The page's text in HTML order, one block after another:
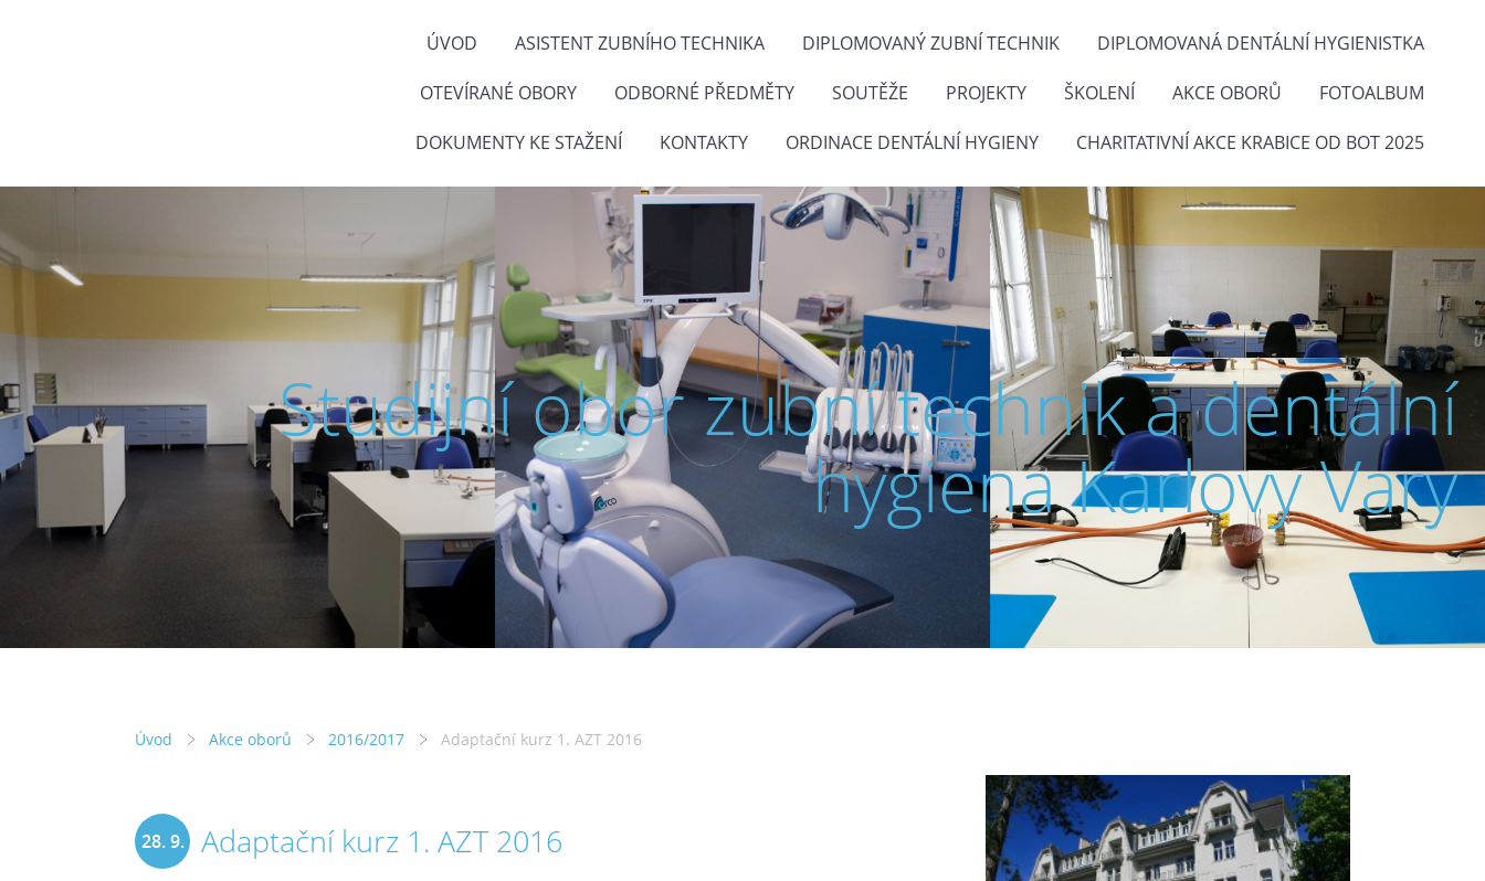
ÚVOD ASISTENT ZUBNÍHO TECHNIKA DIPLOMOVANÝ ZUBNÍ TECHNIK DIPLOMOVANÁ DENTÁLNÍ HYGIENISTKA
OTEVÍRANÉ OBORY ODBORNÉ PŘEDMĚTY SOUTĚŽE PROJEKTY ŠKOLENÍ AKCE OBORŮ FOTOALBUM
DOKUMENTY KE STAŽENÍ KONTAKTY ORDINACE DENTÁLNÍ HYGIENY CHARITATIVNÍ AKCE KRABICE OD BOT 2025
Studijní obor zubní technik a dentální
hygiena Karlovy Vary
Úvod Akce oborů 2016/2017 Adaptační kurz 1. AZT 2016
28. 9. Adaptační kurz 1. AZT 2016